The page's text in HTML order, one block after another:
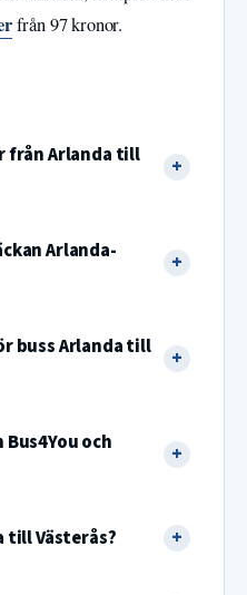
från 97 kronor.
från Arlanda till
Arlanda-
buss Arlanda till
och
till Västerås?